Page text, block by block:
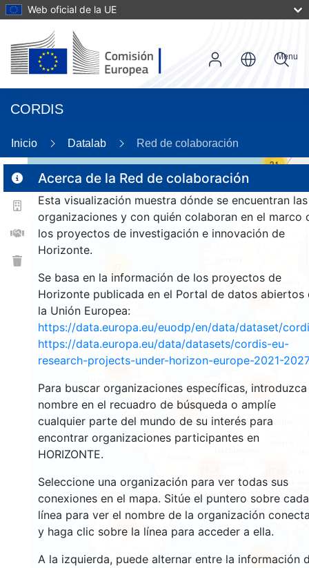
Web oficial de la UE
CORDIS
Menu
Inicio Datalab Red de colaboración
Acerca de la Red de colaboración
Esta visualización muestra dónde se encuentran las
organizaciones y con quién colaboran en el marco
los proyectos de investigación e innovación de
Horizonte.
Se basa en la información de los proyectos de
Horizonte publicada en el Portal de datos abiertos
la Unión Europea:
https://data.europa.eu/euodp/en/data/dataset/
https://data.europa.eu/data/datasets/cordis-eu-
research-projects-under-horizon-europe-2021-2027
Para buscar organizaciones específicas, introduzca
nombre en el recuadro de búsqueda o amplíe
cualquier parte del mundo de su interés para
encontrar organizaciones participantes en
HORIZONTE.
Seleccione una organización para ver todas sus
conexiones en el mapa. Sitúe el puntero sobre cada
línea para ver el nombre de la organización
y haga clic sobre la línea para acceder a ella.
A la izquierda, puede alternar entre la información
5659
31
2839
1588
13036
481
4535